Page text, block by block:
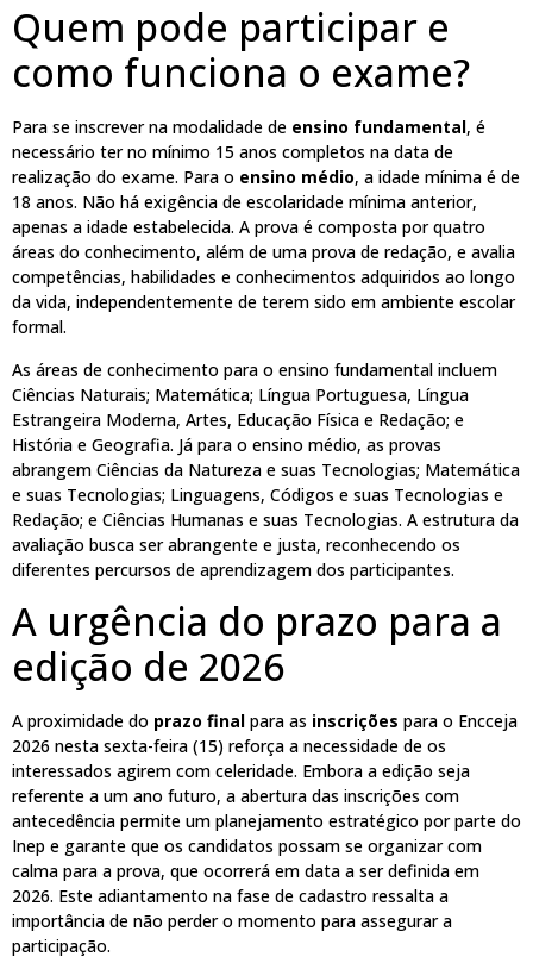
Quem pode participar e
como funciona o exame?
Para se inscrever na modalidade de ensino fundamental, é
necessário ter no mínimo 15 anos completos na data de
realização do exame. Para o ensino médio, a idade mínima é de
18 anos. Não há exigência de escolaridade mínima anterior,
apenas a idade estabelecida. A prova é composta por quatro
áreas do conhecimento, além de uma prova de redação, e avalia
competências, habilidades e conhecimentos adquiridos ao longo
da vida, independentemente de terem sido em ambiente escolar
formal.
As áreas de conhecimento para o ensino fundamental incluem
Ciências Naturais; Matemática; Língua Portuguesa, Língua
Estrangeira Moderna, Artes, Educação Física e Redação; e
História e Geografia. Já para o ensino médio, as provas
abrangem Ciências da Natureza e suas Tecnologias; Matemática
e suas Tecnologias; Linguagens, Códigos e suas Tecnologias e
Redação; e Ciências Humanas e suas Tecnologias. A estrutura da
avaliação busca ser abrangente e justa, reconhecendo os
diferentes percursos de aprendizagem dos participantes.
A urgência do prazo para a
edição de 2026
A proximidade do prazo final para as inscrições para o Encceja
2026 nesta sexta-feira (15) reforça a necessidade de os
interessados agirem com celeridade. Embora a edição seja
referente a um ano futuro, a abertura das inscrições com
antecedência permite um planejamento estratégico por parte do
Inep e garante que os candidatos possam se organizar com
calma para a prova, que ocorrerá em data a ser definida em
2026. Este adiantamento na fase de cadastro ressalta a
importância de não perder o momento para assegurar a
participação.